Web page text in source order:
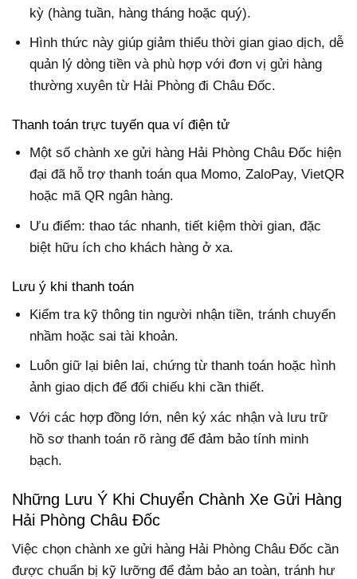
kỳ (hàng tuần, hàng tháng hoặc quý).
Hình thức này giúp giảm thiểu thời gian giao dịch, dễ
quản lý dòng tiền và phù hợp với đơn vị gửi hàng
thường xuyên từ Hải Phòng đi Châu Đốc.
Thanh toán trực tuyến qua ví điện tử
Một số chành xe gửi hàng Hải Phòng Châu Đốc hiện
đại đã hỗ trợ thanh toán qua Momo, ZaloPay, VietQR
hoặc mã QR ngân hàng.
Ưu điểm: thao tác nhanh, tiết kiệm thời gian, đặc
biệt hữu ích cho khách hàng ở xa.
Lưu ý khi thanh toán
Kiểm tra kỹ thông tin người nhận tiền, tránh chuyển
nhầm hoặc sai tài khoản.
Luôn giữ lại biên lai, chứng từ thanh toán hoặc hình
ảnh giao dịch để đối chiếu khi cần thiết.
Với các hợp đồng lớn, nên ký xác nhận và lưu trữ
hồ sơ thanh toán rõ ràng để đảm bảo tính minh
bạch.
Những Lưu Ý Khi Chuyển Chành Xe Gửi Hàng
Hải Phòng Châu Đốc
Việc chọn chành xe gửi hàng Hải Phòng Châu Đốc cần
được chuẩn bị kỹ lưỡng để đảm bảo an toàn, tránh hư